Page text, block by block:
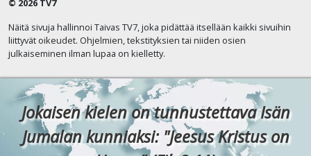
© 2026 TV7
Näitä sivuja hallinnoi Taivas TV7, joka pidättää itsellään kaikki sivuihin
liittyvät oikeudet. Ohjelmien, tekstityksien tai niiden osien
julkaiseminen ilman lupaa on kielletty.
Jokaisen kielen on tunnustettava Isän
Jumalan kunniaksi: "Jeesus Kristus on